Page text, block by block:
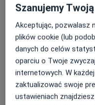
dzieci (pierwsza wizyta)
Konsultacja
200 zł Szczegóły
Spirometria
Od 70 zł Szczegóły
Szanujemy
Akceptując, pozwalasz
plików cookie (lub
danych do celów
oparciu o Twoje
internetowych. W
zaktualizować swoje
ustawieniach